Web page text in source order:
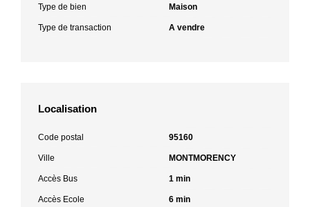
Type de bien Maison
Type de transaction A vendre
Localisation
Code postal 95160
Ville MONTMORENCY
Accès Bus 1 min
Accès Ecole 6 min